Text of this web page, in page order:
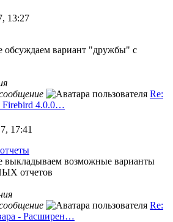
13:27
обсуждаем вариант "дружбы" с
Re:
Firebird 4.0.0…
17:41
выкладываем возможные варианты
отчетов
Re:
- Расширен…